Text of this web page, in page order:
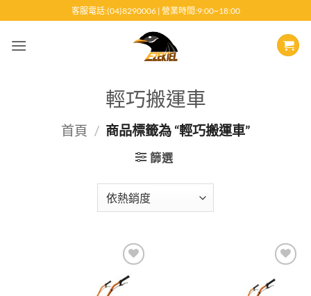
至
客服電話:(04)8290006 | 營業時間:9:00~18:00
輕巧搬運車
首頁 / 商品標籤為 “輕巧搬運車”
篩選
Add to
wishlist
wishlist